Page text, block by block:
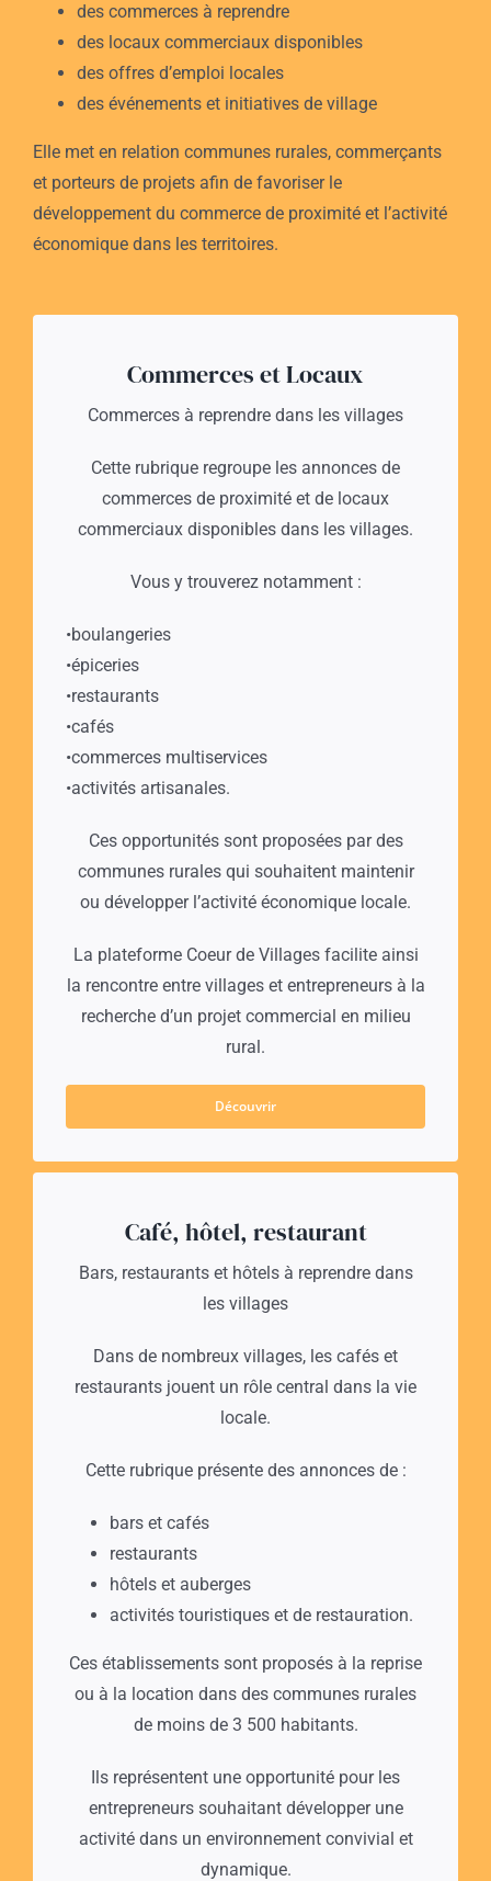
des commerces à reprendre
des locaux commerciaux disponibles
des offres d’emploi locales
des événements et initiatives de village
Elle met en relation communes rurales, commerçants
et porteurs de projets afin de favoriser le
développement du commerce de proximité et l’activité
économique dans les territoires.
Commerces et Locaux
Commerces à reprendre dans les villages
Cette rubrique regroupe les annonces de
commerces de proximité et de locaux
commerciaux disponibles dans les villages.
Vous y trouverez notamment :
•boulangeries
•épiceries
•restaurants
•cafés
•commerces multiservices
•activités artisanales.
Ces opportunités sont proposées par des
communes rurales qui souhaitent maintenir
ou développer l’activité économique locale.
La plateforme Coeur de Villages facilite ainsi
la rencontre entre villages et entrepreneurs à la
recherche d’un projet commercial en milieu
rural.
Découvrir
Café, hôtel, restaurant
Bars, restaurants et hôtels à reprendre dans
les villages
Dans de nombreux villages, les cafés et
restaurants jouent un rôle central dans la vie
locale.
Cette rubrique présente des annonces de :
bars et cafés
restaurants
hôtels et auberges
activités touristiques et de restauration.
Ces établissements sont proposés à la reprise
ou à la location dans des communes rurales
de moins de 3 500 habitants.
Ils représentent une opportunité pour les
entrepreneurs souhaitant développer une
activité dans un environnement convivial et
dynamique.